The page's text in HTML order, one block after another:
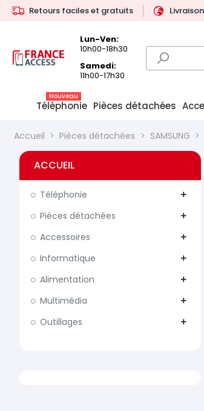
Retours faciles et gratuits
Lun-Ven:
10h00-18h30
Samedi:
11h00-17h30
Téléphonie
Nouveau
Pièces détachées
Accueil Pièces détachées SAMSUNG
ACCUEIL
Téléphonie add
Pièces détachées add
Accessoires add
Informatique add
Alimentation add
Multimédia add
Outillages add